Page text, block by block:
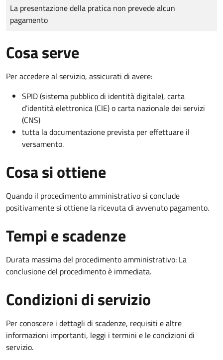
Tipo di pagamento
Importo
La presentazione della pratica non prevede alcun
pagamento
Cosa serve
Per accedere al servizio, assicurati di avere:
SPID (sistema pubblico di identità digitale), carta
d’identità elettronica (CIE) o carta nazionale dei servizi
(CNS)
tutta la documentazione prevista per effettuare il
versamento.
Cosa si ottiene
Quando il procedimento amministrativo si conclude
positivamente si ottiene la ricevuta di avvenuto pagamento.
Tempi e scadenze
Durata massima del procedimento amministrativo: La
conclusione del procedimento è immediata.
Condizioni di servizio
Per conoscere i dettagli di scadenze, requisiti e altre
informazioni importanti, leggi i termini e le condizioni di
servizio.